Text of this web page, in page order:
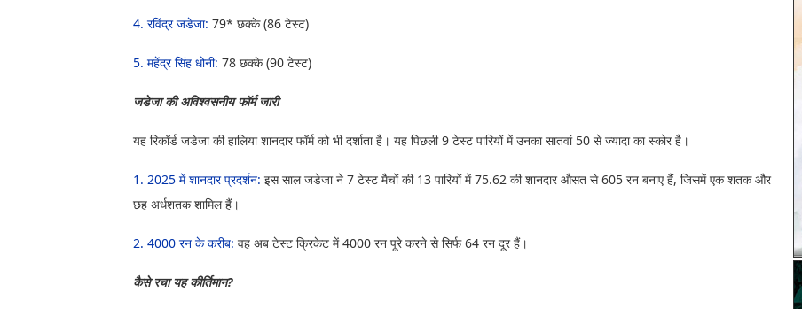
4. रविंद्र जडेजा: 79* छक्के (86 टेस्ट)
5. महेंद्र सिंह धोनी: 78 छक्के (90 टेस्ट)
जडेजा की अविश्वसनीय फॉर्म जारी
यह रिकॉर्ड जडेजा की हालिया शानदार फॉर्म को भी दर्शाता है। यह पिछली 9 टेस्ट पारियों में उनका सातवां 50 से ज्यादा का स्कोर है।
1. 2025 में शानदार प्रदर्शन: इस साल जडेजा ने 7 टेस्ट मैचों की 13 पारियों में 75.62 की शानदार औसत से 605 रन बनाए हैं, जिसमें एक शतक और
छह अर्धशतक शामिल हैं।
2. 4000 रन के करीब: वह अब टेस्ट क्रिकेट में 4000 रन पूरे करने से सिर्फ 64 रन दूर हैं।
कैसे रचा यह कीर्तिमान?